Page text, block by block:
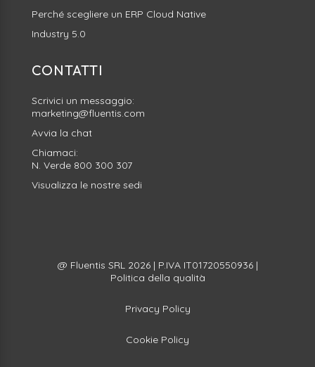
Perché scegliere un ERP Cloud Native
Industry 5.0
CONTATTI
Scrivici un messaggio:
marketing@fluentis.com
Avvia la chat
Chiamaci:
N. Verde 800 300 307
Visualizza le nostre sedi
@ Fluentis SRL 2026 | P.IVA IT01720550936 |
Politica della qualità
Privacy Policy
Cookie Policy